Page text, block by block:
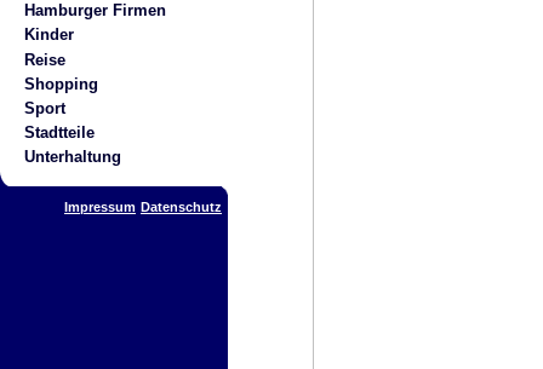
Hamburger Firmen
Kinder
Reise
Shopping
Sport
Stadtteile
Unterhaltung
Impressum Datenschutz